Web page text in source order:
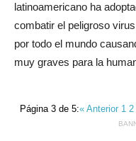
latinoamericano ha
combatir el peligroso
por todo el mundo
muy graves para la
Página 3 de 5:« Anterior 1